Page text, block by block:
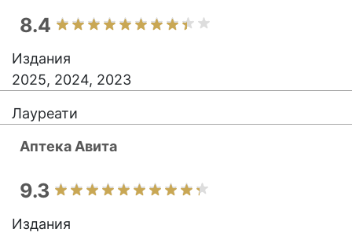
8.4
Издания
2025, 2024, 2023
Лауреати
Аптека Авита
9.3
Издания